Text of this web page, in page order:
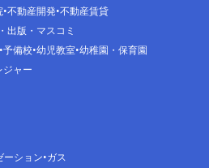
不動産開発 不動産賃貸
出版・マスコミ
予備校 幼児教室 幼稚園・保育園
ジャー
ーション ガス